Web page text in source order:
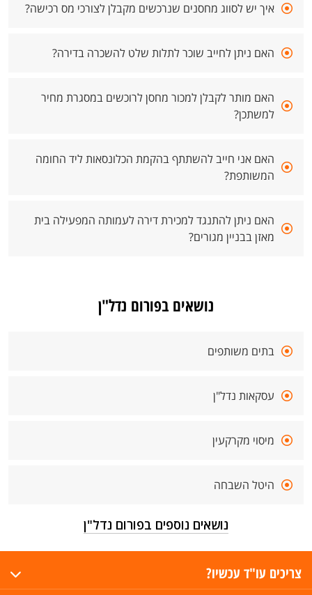
איך יש לסווג מחסנים שנרכשים מקבלן לצורכי מס רכישה?
האם ניתן לחייב שוכר לתלות שלט להשכרה בדירה?
האם מותר לקבלן למכור מחסן לרוכשים במסגרת מחיר
למשתכן?
האם אני חייב להשתתף בהקמת הכלונסאות ליד החומה
המשותפת?
האם ניתן להתנגד למכירת דירה לעמותה המפעילה בית
מאזן בבניין מגורים?
נושאים בפורום נדל"ן
בתים משותפים
עסקאות נדל"ן
מיסוי מקרקעין
היטל השבחה
נושאים נוספים בפורום נדל"ן
צריכים עו"ד עכשיו?